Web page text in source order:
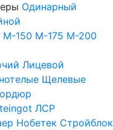
Одинарный
М-150 М-175 М-200
Лицевой
Щелевые
ЛСР
Нобетек Стройблок